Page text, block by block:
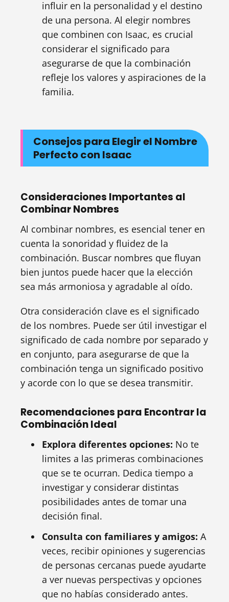
influir en la personalidad y el destino
de una persona. Al elegir nombres
que combinen con Isaac, es crucial
considerar el significado para
asegurarse de que la combinación
refleje los valores y aspiraciones de la
familia.
Consejos para Elegir el Nombre
Perfecto con Isaac
Consideraciones Importantes al
Combinar Nombres
Al combinar nombres, es esencial tener en
cuenta la sonoridad y fluidez de la
combinación. Buscar nombres que fluyan
bien juntos puede hacer que la elección
sea más armoniosa y agradable al oído.
Otra consideración clave es el significado
de los nombres. Puede ser útil investigar el
significado de cada nombre por separado y
en conjunto, para asegurarse de que la
combinación tenga un significado positivo
y acorde con lo que se desea transmitir.
Recomendaciones para Encontrar la
Combinación Ideal
Explora diferentes opciones: No te
limites a las primeras combinaciones
que se te ocurran. Dedica tiempo a
investigar y considerar distintas
posibilidades antes de tomar una
decisión final.
Consulta con familiares y amigos: A
veces, recibir opiniones y sugerencias
de personas cercanas puede ayudarte
a ver nuevas perspectivas y opciones
que no habías considerado antes.